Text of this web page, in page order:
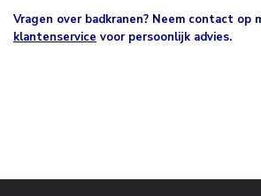
Vragen over badkranen? Neem contact op
klantenservice voor persoonlijk advies.